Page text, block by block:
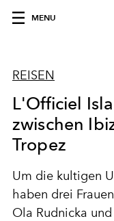
MENU
REISEN
L'Officiel
zwischen
Tropez
Um die kultigen
haben drei
Ola Rudnicka